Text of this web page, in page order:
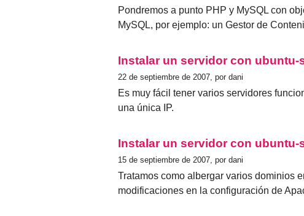
Pondremos a punto PHP y MySQL con
MySQL, por ejemplo: un Gestor de
Instalar un servidor con ubuntu-
22 de septiembre de 2007, por dani
Es muy fácil tener varios servidores
una única IP.
Instalar un servidor con ubuntu-
15 de septiembre de 2007, por dani
Tratamos como albergar varios dominios
modificaciones en la configuración de